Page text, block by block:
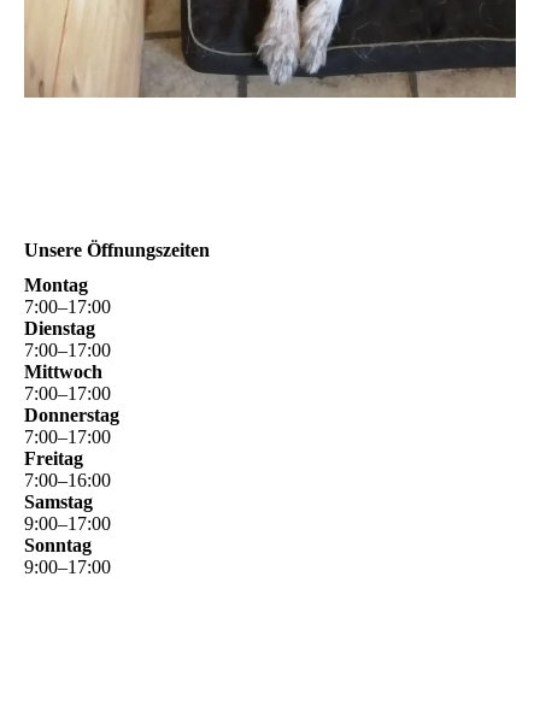
Unsere Öffnungszeiten
Montag
7:00–17:00
Dienstag
7:00–17:00
Mittwoch
7:00–17:00
Donnerstag
7:00–17:00
Freitag
7:00–16:00
Samstag
9:00–17:00
Sonntag
9:00–17:00